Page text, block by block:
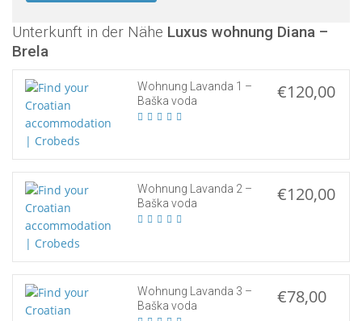
Unterkunft in der Nähe Luxus wohnung Diana –
Brela
Wohnung Lavanda 1 –
Baška voda
€120,00
Wohnung Lavanda 2 –
Baška voda
€120,00
Wohnung Lavanda 3 –
Baška voda
€78,00